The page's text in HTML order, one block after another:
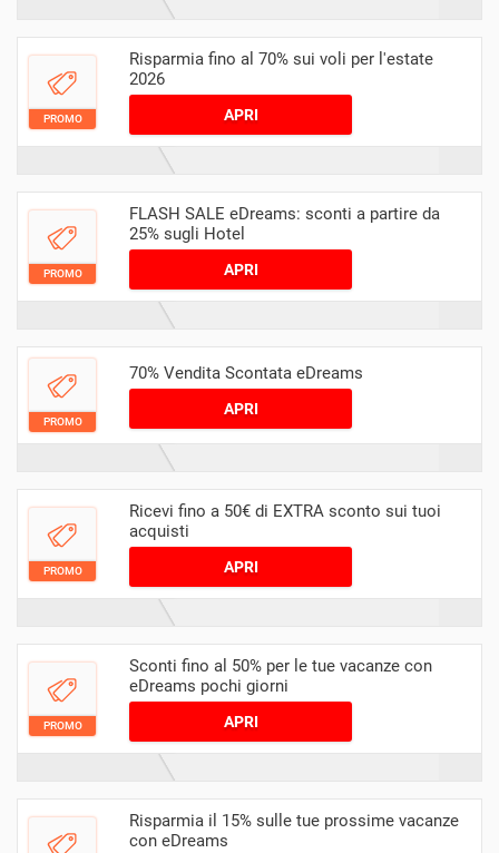
PROMO
Risparmia fino al 70% sui voli per l'estate
2026
APRI
PROMO
FLASH SALE eDreams: sconti a partire da
25% sugli Hotel
APRI
PROMO
70% Vendita Scontata eDreams
APRI
PROMO
Ricevi fino a 50€ di EXTRA sconto sui tuoi
acquisti
APRI
PROMO
Sconti fino al 50% per le tue vacanze con
eDreams pochi giorni
APRI
Risparmia il 15% sulle tue prossime vacanze
con eDreams